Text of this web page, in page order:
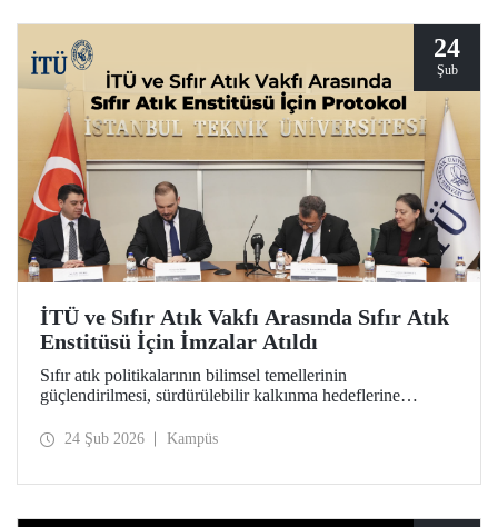
24
Şub
İTÜ ve Sıfır Atık Vakfı Arasında Sıfır Atık
Enstitüsü İçin İmzalar Atıldı
Sıfır atık politikalarının bilimsel temellerinin
güçlendirilmesi, sürdürülebilir kalkınma hedeflerine
amacıyla kapılarını açmaya hazırlanan Sıfır Atık Enstitüsü
24 Şub 2026 Kampüs